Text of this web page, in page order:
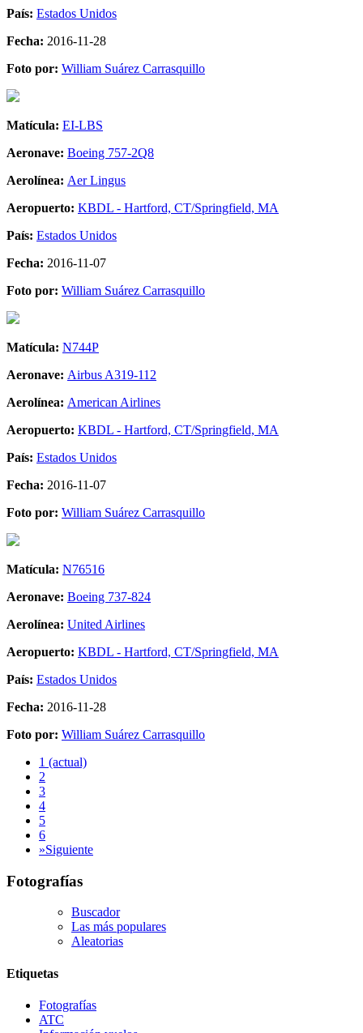
País: Estados Unidos
Fecha: 2016-11-28
Foto por: William Suárez Carrasquillo
Matícula: EI-LBS
Aeronave: Boeing 757-2Q8
Aerolínea: Aer Lingus
Aeropuerto: KBDL - Hartford, CT/Springfield, MA
País: Estados Unidos
Fecha: 2016-11-07
Foto por: William Suárez Carrasquillo
Matícula: N744P
Aeronave: Airbus A319-112
Aerolínea: American Airlines
Aeropuerto: KBDL - Hartford, CT/Springfield, MA
País: Estados Unidos
Fecha: 2016-11-07
Foto por: William Suárez Carrasquillo
Matícula: N76516
Aeronave: Boeing 737-824
Aerolínea: United Airlines
Aeropuerto: KBDL - Hartford, CT/Springfield, MA
País: Estados Unidos
Fecha: 2016-11-28
Foto por: William Suárez Carrasquillo
1 (actual)
2
3
4
5
6
»Siguiente
Fotografías
Buscador
Las más populares
Aleatorias
Etiquetas
Fotografías
ATC